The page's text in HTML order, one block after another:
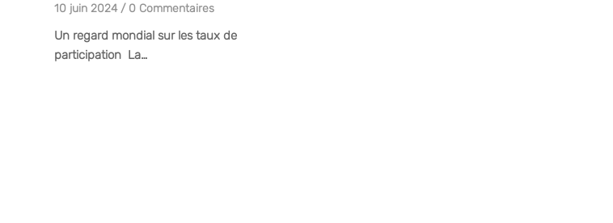
10 juin 2024 / 0 Commentaires
Un regard mondial sur les taux de
participation La…